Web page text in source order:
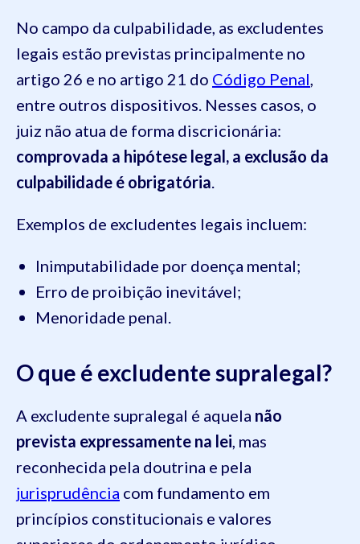
No campo da culpabilidade, as excludentes
legais estão previstas principalmente no
artigo 26 e no artigo 21 do Código Penal,
entre outros dispositivos. Nesses casos, o
juiz não atua de forma discricionária:
comprovada a hipótese legal, a exclusão da
culpabilidade é obrigatória.
Exemplos de excludentes legais incluem:
Inimputabilidade por doença mental;
Erro de proibição inevitável;
Menoridade penal.
O que é excludente supralegal?
A excludente supralegal é aquela não
prevista expressamente na lei, mas
reconhecida pela doutrina e pela
jurisprudência com fundamento em
princípios constitucionais e valores